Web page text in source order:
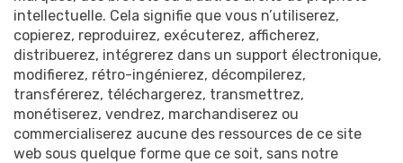
intellectuelle. Cela signifie que vous n’utiliserez,
copierez, reproduirez, exécuterez, afficherez,
distribuerez, intégrerez dans un support électronique,
modifierez, rétro-ingénierez, décompilerez,
transférerez, téléchargerez, transmettrez,
monétiserez, vendrez, marchandiserez ou
commercialiserez aucune des ressources de ce site
web sous quelque forme que ce soit, sans notre